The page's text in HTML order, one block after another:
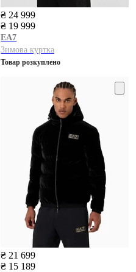
₴ 24 999
₴ 19 999
EA7
Зимова куртка
Товар розкуплено
₴ 21 699
₴ 15 189